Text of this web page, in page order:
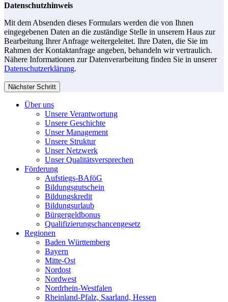
Datenschutzhinweis
Mit dem Absenden dieses Formulars werden die von Ihnen
eingegebenen Daten an die zuständige Stelle in unserem Haus zur
Bearbeitung Ihrer Anfrage weitergeleitet. Ihre Daten, die Sie im
Rahmen der Kontaktanfrage angeben, behandeln wir vertraulich.
Nähere Informationen zur Datenverarbeitung finden Sie in unserer
Datenschutzerklärung.
Nächster Schritt
Über uns
Unsere Verantwortung
Unsere Geschichte
Unser Management
Unsere Struktur
Unser Netzwerk
Unser Qualitätsversprechen
Förderung
Aufstiegs-BAföG
Bildungsgutschein
Bildungskredit
Bildungsurlaub
Bürgergeldbonus
Qualifizierungschancengesetz
Regionen
Baden Württemberg
Bayern
Mitte-Ost
Nordost
Nordwest
Nordrhein-Westfalen
Rheinland-Pfalz, Saarland, Hessen